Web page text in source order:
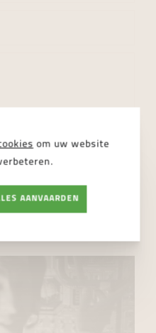
regelgeving
BERICHT
om uw website
AANVAARDEN